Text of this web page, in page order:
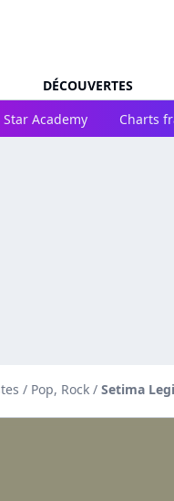
DÉCOUVERTES
Star Academy Charts
/ Pop, Rock / Setima